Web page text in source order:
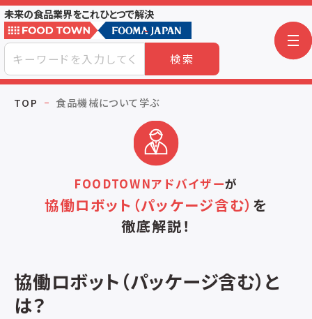
未来の食品業界をこれひとつで解決
検索
TOP 食品機械について学ぶ
FOODTOWNアドバイザーが
協働ロボット（パッケージ含む） を
徹底解説！
協働ロボット（パッケージ含む）と
は？